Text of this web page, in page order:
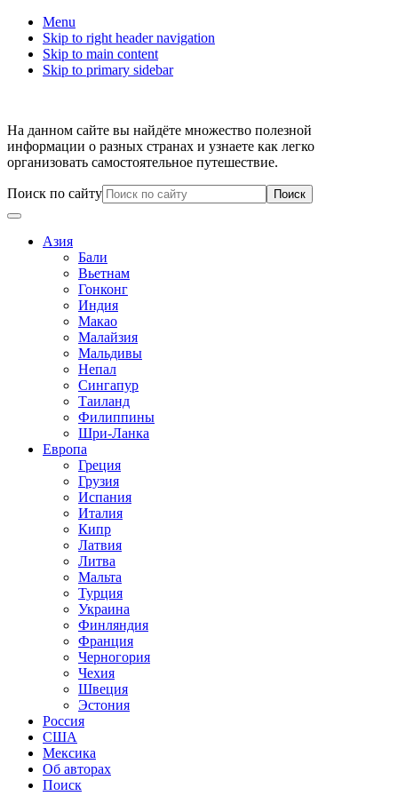
Menu
Skip to right header navigation
Skip to main content
Skip to primary sidebar
На данном сайте вы найдёте множество полезной
информации о разных странах и узнаете как легко
организовать самостоятельное путешествие.
Поиск по сайту
Азия
Бали
Вьетнам
Гонконг
Индия
Макао
Малайзия
Мальдивы
Непал
Сингапур
Таиланд
Филиппины
Шри-Ланка
Европа
Греция
Грузия
Испания
Италия
Кипр
Латвия
Литва
Мальта
Турция
Украина
Финляндия
Франция
Черногория
Чехия
Швеция
Эстония
Россия
США
Мексика
Об авторах
Поиск